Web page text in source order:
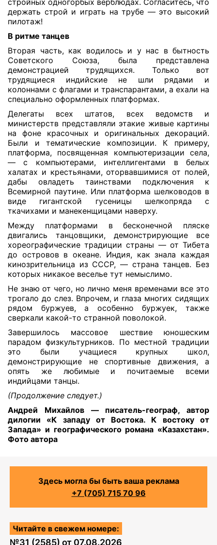
держать строй и играть на трубе — это высокий
пилотаж!
В ритме танцев
Вторая часть, как водилось и у нас в бытность
Советского Союза, была представлена
демонстрацией трудящихся. Только вот
трудящиеся индийские не шли рядами и
колоннами с флагами и транспарантами, а ехали на
специально оформленных платформах.
Делегаты всех штатов, всех ведомств и
министерств представляли этакие живые картины
на фоне красочных и оригинальных декораций.
Были и тематические композиции. К примеру,
платформа, посвященная компьютеризации села,
— с компьютерами, интеллигентами в белых
халатах и крестьянами, оторвавшимися от полей,
дабы овладеть таинствами подключения к
Всемирной паутине. Или платформа шелководов в
виде гигантской гусеницы шелкопряда с
ткачихами и манекенщицами наверху.
Между платформами в бесконечной пляске
двигались танцовщики, демонстрирующие все
хореографические традиции страны — от Тибета
до островов в океане. Индия, как знала каждая
кинозрительница из СССР, — страна танцев. Без
которых никакое веселье тут немыслимо.
Не знаю от чего, но лично меня временами все это
трогало до слез. Впрочем, и глаза многих сидящих
рядом буржуев, а особенно буржуек, также
сверкали какой-то странной поволокой.
Завершилось массовое шествие юношеским
парадом физкультурников. По местной традиции
это были учащиеся крупных школ,
демонстрирующие не спортивные движения, а
опять же любимые и почитаемые всеми
индийцами танцы.
(Продолжение следует.)
Андрей Михайлов — писатель-географ, автор
дилогии «К западу от Востока. К востоку от
Запада» и географического романа «Казахстан».
Фото автора
Здесь могла бы быть ваша реклама
+7 (705) 715 70 96
Читайте в свежем номере:
№31 (2585) от 07.08.2026